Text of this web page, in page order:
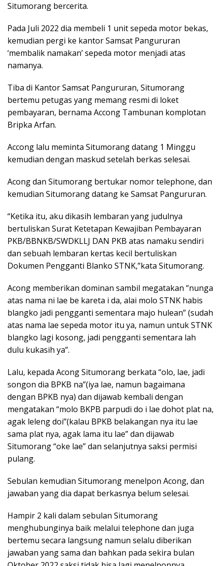
Situmorang bercerita.
Pada Juli 2022 dia membeli 1 unit sepeda motor bekas,
kemudian pergi ke kantor Samsat Pangururan
‘membalik namakan’ sepeda motor menjadi atas
namanya.
Tiba di Kantor Samsat Pangururan, Situmorang
bertemu petugas yang memang resmi di loket
pembayaran, bernama Accong Tambunan komplotan
Bripka Arfan.
Accong lalu meminta Situmorang datang 1 Minggu
kemudian dengan maskud setelah berkas selesai.
Acong dan Situmorang bertukar nomor telephone, dan
kemudian Situmorang datang ke Samsat Pangururan.
“Ketika itu, aku dikasih lembaran yang judulnya
bertuliskan Surat Ketetapan Kewajiban Pembayaran
PKB/BBNKB/SWDKLLJ DAN PKB atas namaku sendiri
dan sebuah lembaran kertas kecil bertuliskan
Dokumen Pengganti Blanko STNK,”kata Situmorang.
Acong memberikan dominan sambil megatakan “nunga
atas nama ni lae be kareta i da, alai molo STNK habis
blangko jadi pengganti sementara majo hulean” (sudah
atas nama lae sepeda motor itu ya, namun untuk STNK
blangko lagi kosong, jadi pengganti sementara lah
dulu kukasih ya”.
Lalu, kepada Acong Situmorang berkata “olo, lae, jadi
songon dia BPKB na”(iya lae, namun bagaimana
dengan BPKB nya) dan dijawab kembali dengan
mengatakan “molo BKPB parpudi do i lae dohot plat na,
agak leleng doi”(kalau BPKB belakangan nya itu lae
sama plat nya, agak lama itu lae” dan dijawab
Situmorang “oke lae” dan selanjutnya saksi permisi
pulang.
Sebulan kemudian Situmorang menelpon Acong, dan
jawaban yang dia dapat berkasnya belum selesai.
Hampir 2 kali dalam sebulan Situmorang
menghubunginya baik melalui telephone dan juga
bertemu secara langsung namun selalu diberikan
jawaban yang sama dan bahkan pada sekira bulan